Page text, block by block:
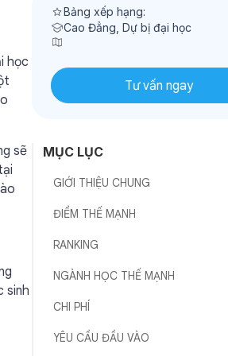
học
sẽ
sinh
Bảng xếp hạng:
Cao Đẳng, Dự bị đại học
Tư vấn ngay
MỤC LỤC
GIỚI THIỆU CHUNG
ĐIỂM THẾ MẠNH
RANKING
NGÀNH HỌC THẾ MẠNH
CHI PHÍ
YÊU CẦU ĐẦU VÀO